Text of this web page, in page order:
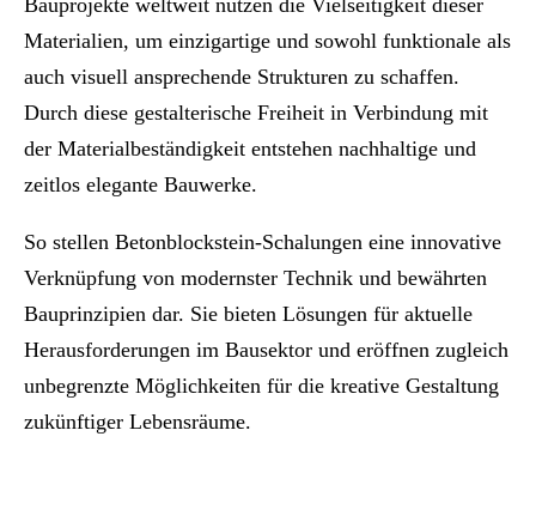
Bauprojekte weltweit nutzen die Vielseitigkeit dieser
Materialien, um einzigartige und sowohl funktionale als
auch visuell ansprechende Strukturen zu schaffen.
Durch diese gestalterische Freiheit in Verbindung mit
der Materialbeständigkeit entstehen nachhaltige und
zeitlos elegante Bauwerke.
So stellen Betonblockstein-Schalungen eine innovative
Verknüpfung von modernster Technik und bewährten
Bauprinzipien dar. Sie bieten Lösungen für aktuelle
Herausforderungen im Bausektor und eröffnen zugleich
unbegrenzte Möglichkeiten für die kreative Gestaltung
zukünftiger Lebensräume.